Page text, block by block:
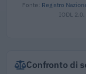
Fonte: Registro
IODL
Confronto di